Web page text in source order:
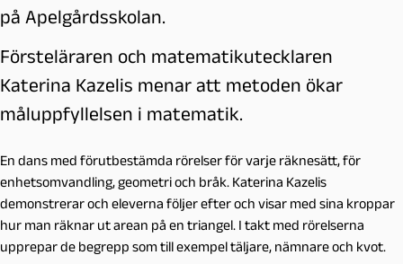
på Apelgårdsskolan.
Försteläraren och matematikutecklaren
Katerina Kazelis menar att metoden ökar
måluppfyllelsen i matematik.
En dans med förutbestämda rörelser för varje räknesätt, för
enhetsomvandling, geometri och bråk. Katerina Kazelis
demonstrerar och eleverna följer efter och visar med sina kroppar
hur man räknar ut arean på en triangel. I takt med rörelserna
upprepar de begrepp som till exempel täljare, nämnare och kvot.